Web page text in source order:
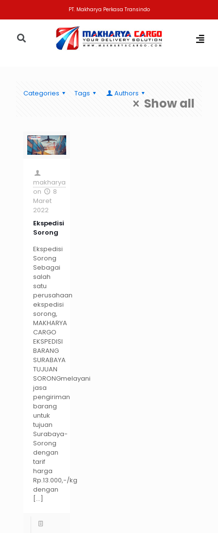
PT. Makharya Perkasa Transindo
Categories Tags Authors
Show all
makharya
on
8
Maret
2022
Ekspedisi
Sorong
Ekspedisi
Sorong
Sebagai
salah
satu
perusahaan
ekspedisi
sorong,
MAKHARYA
CARGO
EKSPEDISI
BARANG
SURABAYA
TUJUAN
SORONGmelayani
jasa
pengiriman
barang
untuk
tujuan
Surabaya-
Sorong
dengan
tarif
harga
Rp.13.000,-/kg
dengan
[…]